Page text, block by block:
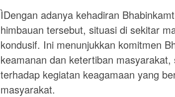
ÌDengan adanya kehadiran
himbauan tersebut, situasi di sekitar
kondusif. Ini menunjukkan komitmen
keamanan dan ketertiban
terhadap kegiatan keagamaan yang
masyarakat.